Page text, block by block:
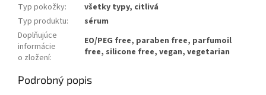
Typ pokožky:
všetky typy, citlivá
Typ produktu:
sérum
Doplňujúce
informácie
o zložení:
EO/PEG free, paraben free, parfumoil
free, silicone free, vegan, vegetarian
Podrobný popis